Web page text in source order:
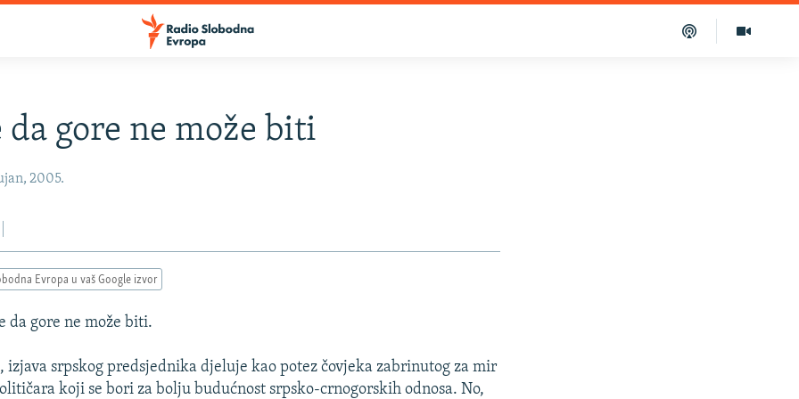
da gore ne može biti
2005.
Evropa u vaš Google izvor
da gore ne može biti.
izjava srpskog predsjednika djeluje kao potez čovjeka zabrinutog za mir
koji se bori za bolju budućnost srpsko-crnogorskih odnosa. No,